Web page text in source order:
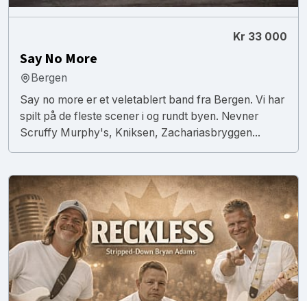
Kr 33 000
Say No More
Bergen
Say no more er et veletablert band fra Bergen. Vi har
spilt på de fleste scener i og rundt byen. Nevner
Scruffy Murphy's, Kniksen, Zachariasbryggen...